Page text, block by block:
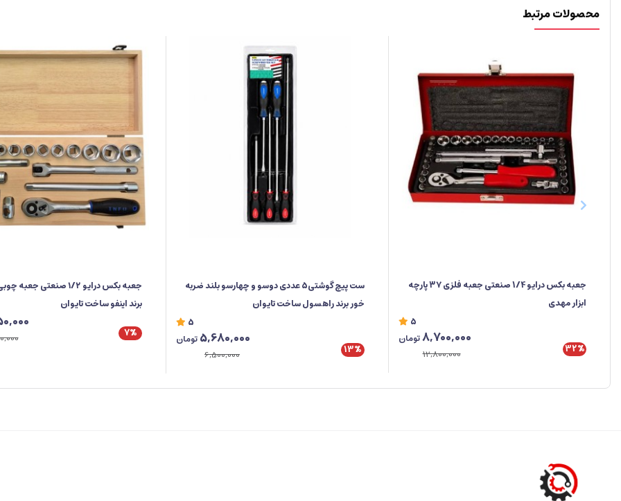
محصولات مرتبط
جعبه‌ بکس درایو 1/4 صنعتی جعبه فلزی ۳۷ پارچه
ابزار مهدی
5
32%
8,700,000تومان
12,800,000
ست پیچ گوشتی5 عددی دوسو و چهارسو بلند ضربه
خور برند راهسول ساخت تایوان
5
13%
5,680,000تومان
6,500,000
برند اینفو ساخت تایوان
7%